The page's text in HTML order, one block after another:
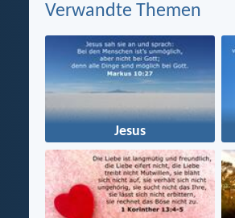
Verwandte Themen
Jesus